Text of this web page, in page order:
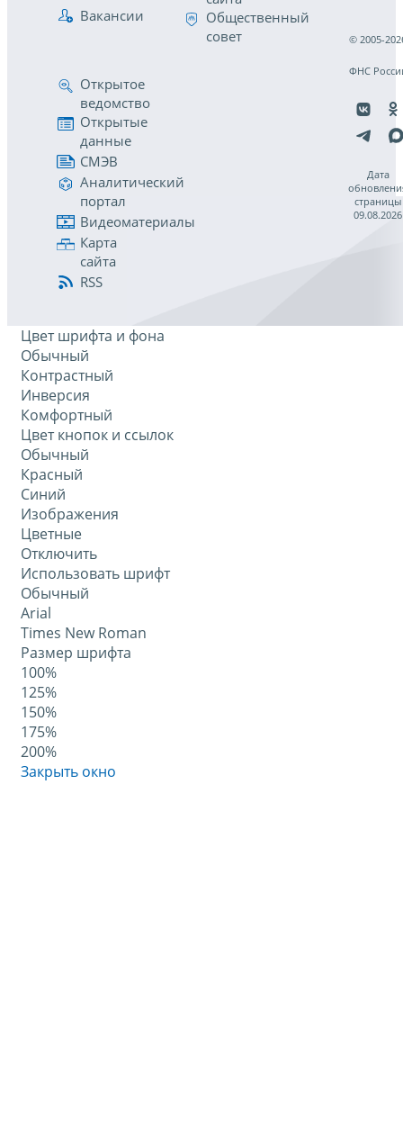
Вакансии
Общественный
совет
Открытое
ведомство
Открытые
данные
СМЭВ
Аналитический
портал
Видеоматериалы
Карта
сайта
RSS
© 2005-
ФНС
Дата
страницы
09.08.2026
Цвет шрифта и фона
Обычный
Контрастный
Инверсия
Комфортный
Цвет кнопок и ссылок
Обычный
Красный
Синий
Изображения
Цветные
Отключить
Использовать шрифт
Обычный
Arial
Times New Roman
Размер шрифта
100%
125%
150%
175%
200%
Закрыть окно